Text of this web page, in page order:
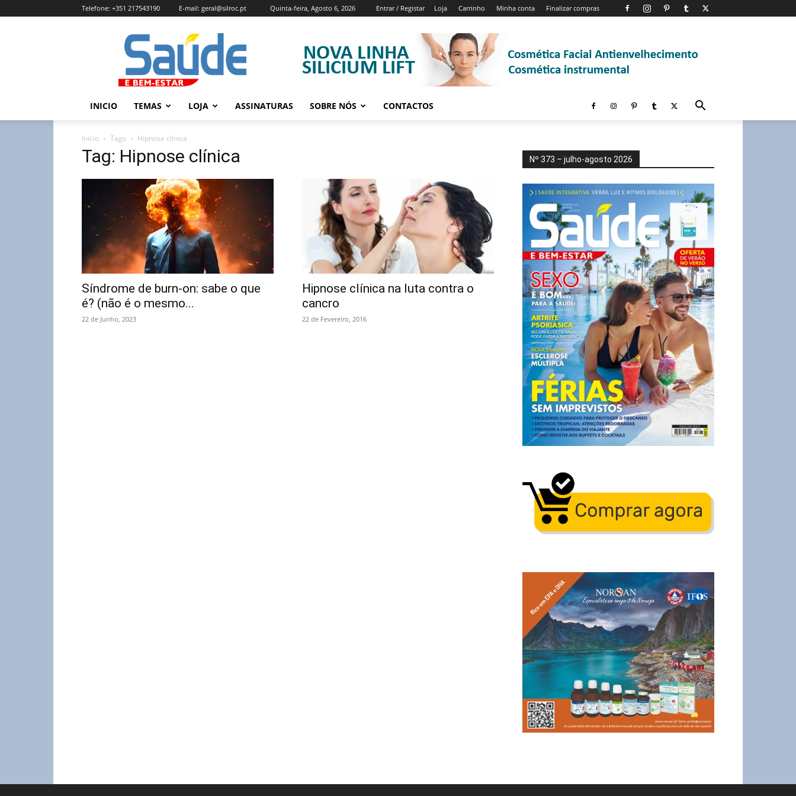
Quinta-feira, Agosto 6, 2026 Entrar / Registar Loja Carrinho Minha conta Finalizar compras
Telefone: +351 217543190 E-mail: geral@silroc.pt
Revista
Saúde
e
Bem
Estar
Edição
INICIO TEMAS LOJA ASSINATURAS SOBRE NÓS CONTACTOS
Início Tags Hipnose clínica
Tag: Hipnose clínica
Síndrome de burn-on: sabe o que
é? (não é o mesmo...
22 de Junho, 2023
Hipnose clínica na luta contra o
cancro
22 de Fevereiro, 2016
Nº 373 – julho-agosto 2026